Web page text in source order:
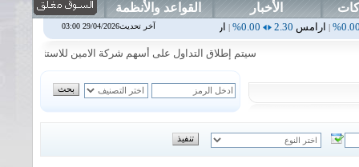
الأخبار القواعد والأنظمة
2.30
|اربيل 0.00
0.00%
|اسفنج
سيتم إطلاق التداول على أسهم شركة الامين للاستثمار المالي في